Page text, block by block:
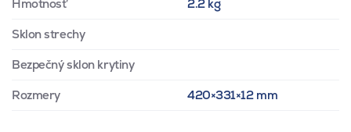
Hmotnosť 2.2 kg
Sklon strechy
Bezpečný sklon krytiny
Rozmery 420×331×12 mm